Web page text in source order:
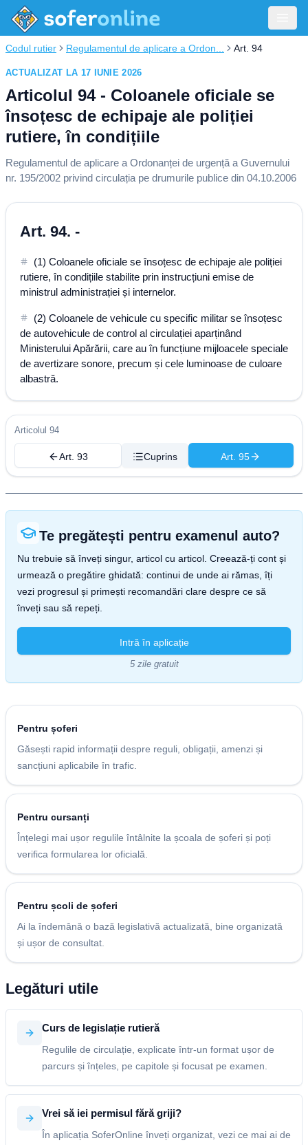
Codul rutier Regulamentul de aplicare a Ordon... Art. 94
ACTUALIZAT LA 17 IUNIE 2026
Articolul 94 - Coloanele oficiale se
însoțesc de echipaje ale poliției
rutiere, în condițiile
Regulamentul de aplicare a Ordonanței de urgență a Guvernului
nr. 195/2002 privind circulația pe drumurile publice din 04.10.2006
Art. 94. -
(1) Coloanele oficiale se însoțesc de echipaje ale poliției
rutiere, în condițiile stabilite prin instrucțiuni emise de
ministrul administrației și internelor.
(2) Coloanele de vehicule cu specific militar se însoțesc
de autovehicule de control al circulației aparținând
Ministerului Apărării, care au în funcțiune mijloacele speciale
de avertizare sonore, precum și cele luminoase de culoare
albastră.
Articolul 94
Art. 93 Cuprins Art. 95
Te pregătești pentru examenul auto?
Nu trebuie să înveți singur, articol cu articol. Creează-ți cont și
urmează o pregătire ghidată: continui de unde ai rămas, îți
vezi progresul și primești recomandări clare despre ce să
înveți sau să repeți.
Intră în aplicație
5 zile gratuit
Pentru șoferi
Găsești rapid informații despre reguli, obligații, amenzi și
sancțiuni aplicabile în trafic.
Pentru cursanți
Înțelegi mai ușor regulile întâlnite la școala de șoferi și poți
verifica formularea lor oficială.
Pentru școli de șoferi
Ai la îndemână o bază legislativă actualizată, bine organizată
și ușor de consultat.
Legături utile
Curs de legislație rutieră
Regulile de circulație, explicate într-un format ușor de
parcurs și înțeles, pe capitole și focusat pe examen.
Vrei să iei permisul fără griji?
În aplicația SoferOnline înveți organizat, vezi ce mai ai de